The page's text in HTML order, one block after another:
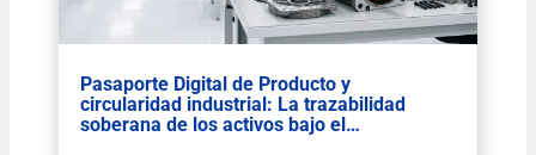
Pasaporte Digital de Producto y
circularidad industrial: La trazabilidad
soberana de los activos bajo el…